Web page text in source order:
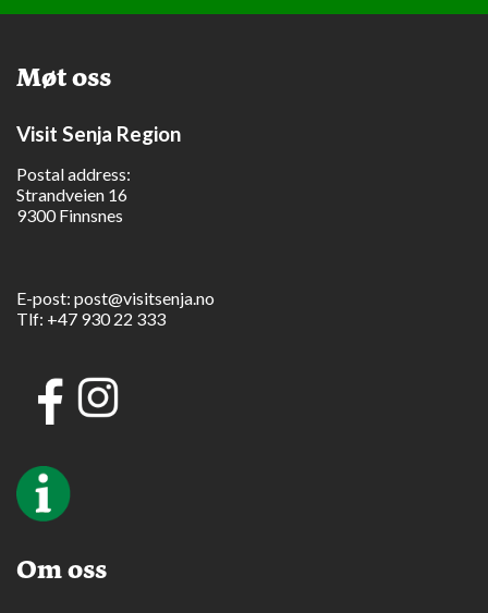
Møt oss
Visit Senja Region
Postal address:
Strandveien 16
9300 Finnsnes
E-post: post@visitsenja.no
Tlf: +47 930 22 333
Om oss